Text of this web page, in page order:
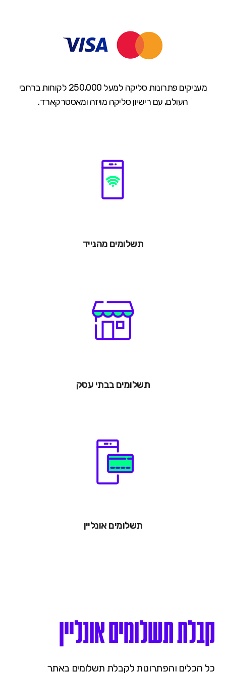
מעניקים פתרונות סליקה למעל 250,000 לקוחות ברחבי
העולם, עם רישיון סליקה מויזה ומאסטרקארד.
תשלומים מהנייד
תשלומים בבתי עסק
תשלומים אונליין
קבלת תשלומים אונליין
כל הכלים והפתרונות לקבלת תשלומים באתר